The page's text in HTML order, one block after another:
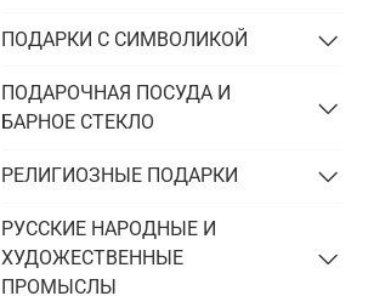
ПОДАРКИ С СИМВОЛИКОЙ
ПОДАРОЧНАЯ ПОСУДА И
БАРНОЕ СТЕКЛО
РЕЛИГИОЗНЫЕ ПОДАРКИ
РУССКИЕ НАРОДНЫЕ И
ХУДОЖЕСТВЕННЫЕ
ПРОМЫСЛЫ